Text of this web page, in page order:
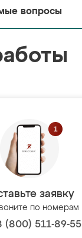
вопросы
заявку
по номерам
(800) 511-89-55